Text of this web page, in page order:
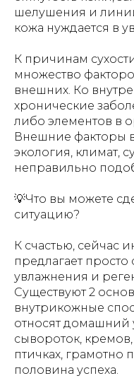
шелушения и
кожа нуждается в
К причинам
множество
внешних. Ко
хронические
либо элементов в
Внешние факторы
экология, климат,
неправильно
💡Что вы можете
ситуацию?
К счастью, сейчас
предлагает
увлажнения и
Существуют 2
внутрикожные
относят домашний
сывороток, кремов,
птичках, грамотно
половина успеха.